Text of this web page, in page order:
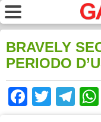
BRAVELY
PERIODO